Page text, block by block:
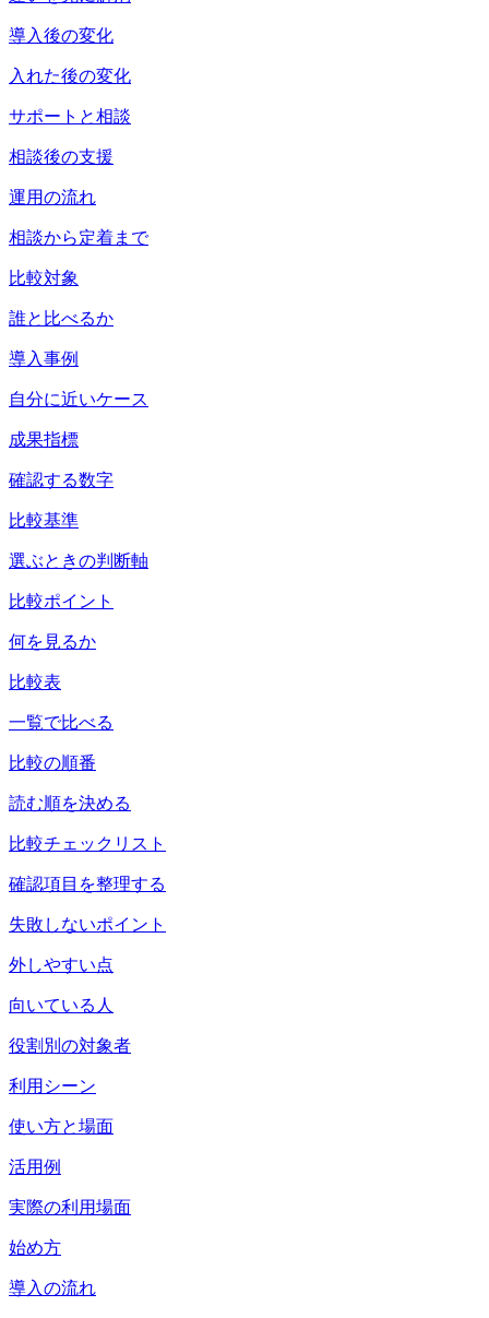
導入後の変化
入れた後の変化
サポートと相談
相談後の支援
運用の流れ
相談から定着まで
比較対象
誰と比べるか
導入事例
自分に近いケース
成果指標
確認する数字
比較基準
選ぶときの判断軸
比較ポイント
何を見るか
比較表
一覧で比べる
比較の順番
読む順を決める
比較チェックリスト
確認項目を整理する
失敗しないポイント
外しやすい点
向いている人
役割別の対象者
利用シーン
使い方と場面
活用例
実際の利用場面
始め方
導入の流れ